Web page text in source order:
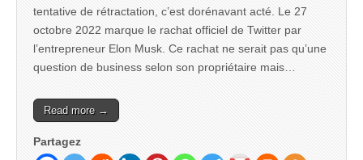
tentative de rétractation, c’est dorénavant acté. Le 27
octobre 2022 marque le rachat officiel de Twitter par
l’entrepreneur Elon Musk. Ce rachat ne serait pas qu’une
question de business selon son propriétaire mais…
Read more →
Partagez